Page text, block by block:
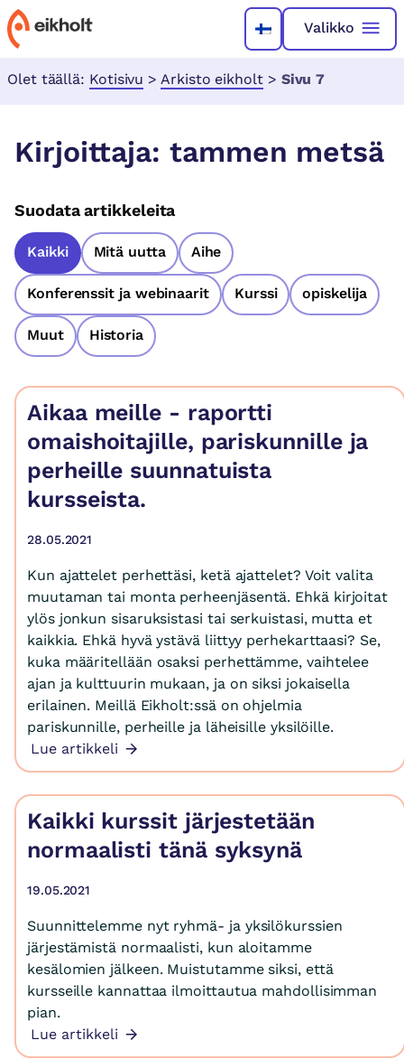
Valikko
Olet täällä: Kotisivu > Arkisto eikholt > Sivu 7
Kirjoittaja: tammen metsä
Suodata artikkeleita
Kaikki Mitä uutta Aihe
Konferenssit ja webinaarit Kurssi opiskelija
Muut Historia
Aikaa meille - raportti
omaishoitajille, pariskunnille ja
perheille suunnatuista
kursseista.
28.05.2021
Kun ajattelet perhettäsi, ketä ajattelet? Voit valita
muutaman tai monta perheenjäsentä. Ehkä kirjoitat
ylös jonkun sisaruksistasi tai serkuistasi, mutta et
kaikkia. Ehkä hyvä ystävä liittyy perhekarttaasi? Se,
kuka määritellään osaksi perhettämme, vaihtelee
ajan ja kulttuurin mukaan, ja on siksi jokaisella
erilainen. Meillä Eikholt:ssä on ohjelmia
pariskunnille, perheille ja läheisille yksilöille.
Lue artikkeli
Kaikki kurssit järjestetään
normaalisti tänä syksynä
19.05.2021
Suunnittelemme nyt ryhmä- ja yksilökurssien
järjestämistä normaalisti, kun aloitamme
kesälomien jälkeen. Muistutamme siksi, että
kursseille kannattaa ilmoittautua mahdollisimman
pian.
Lue artikkeli